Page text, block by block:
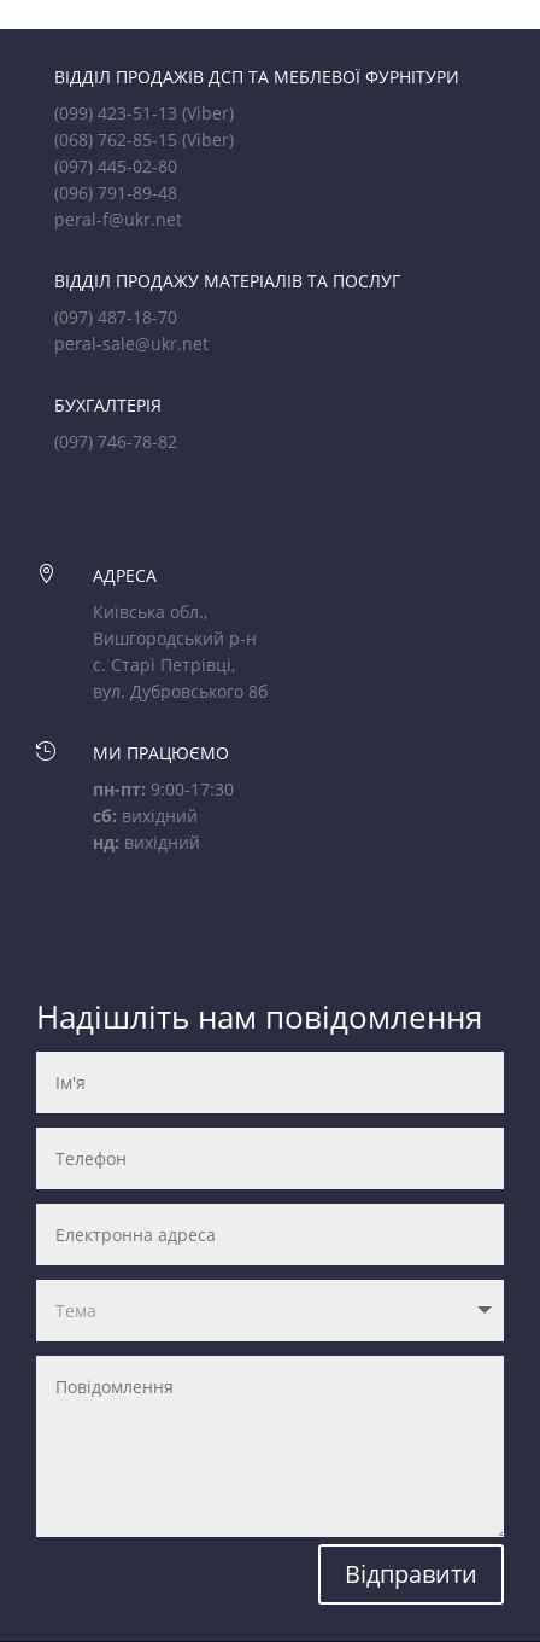
ВІДДІЛ ПРОДАЖІВ ДСП ТА МЕБЛЕВОЇ ФУРНІТУРИ
(099) 423-51-13 (Viber)
(068) 762-85-15 (Viber)
(097) 445-02-80
(096) 791-89-48
peral-f@ukr.net
ВІДДІЛ ПРОДАЖУ МАТЕРІАЛІВ ТА ПОСЛУГ
(097) 487-18-70
peral-sale@ukr.net
БУХГАЛТЕРІЯ
(097) 746-78-82

АДРЕСА
Київська обл.,
Вишгородський р-н
с. Старі Петрівці,
вул. Дубровського 8б

МИ ПРАЦЮЄМО
пн-пт: 9:00-17:30
сб: вихідний
нд: вихідний
Надішліть нам повідомлення
Відправити